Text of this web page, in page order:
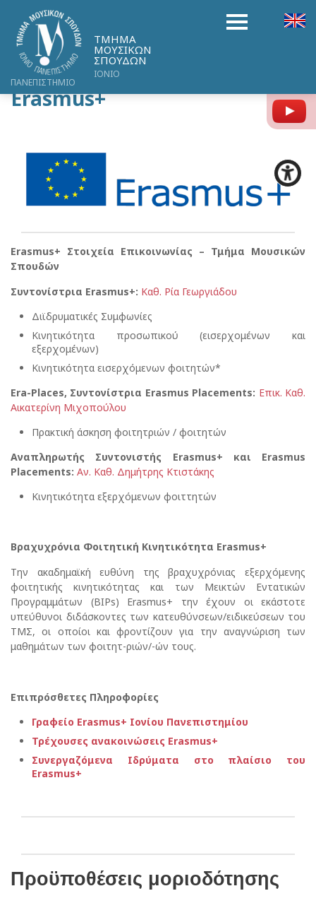
ΤΜΗΜΑ
ΜΟΥΣΙΚΩΝ
ΣΠΟΥΔΩΝ
ΙΟΝΙΟ
ΠΑΝΕΠΙΣΤΗΜΙΟ
Erasmus+
Erasmus+ Στοιχεία Επικοινωνίας – Τμήμα Μουσικών
Σπουδών
Συντονίστρια Erasmus+: Kαθ. Ρία Γεωργιάδου
Διϊδρυματικές Συμφωνίες
Κινητικότητα προσωπικού (εισερχομένων και
εξερχομένων)
Κινητικότητα εισερχόμενων φοιτητών*
Era-Places, Συντονίστρια Erasmus Placements: Επικ. Καθ.
Αικατερίνη Μιχοπούλου
Πρακτική άσκηση φοιτητριών / φοιτητών
Αναπληρωτής Συντονιστής Erasmus+ και Erasmus
Placements: Αν. Καθ. Δημήτρης Κτιστάκης
Κινητικότητα εξερχόμενων φοιττητών
Βραχυχρόνια Φοιτητική Κινητικότητα Erasmus+
Την ακαδημαϊκή ευθύνη της βραχυχρόνιας εξερχόμενης
φοιτητικής κινητικότητας και των Μεικτών Εντατικών
Προγραμμάτων (BIPs) Erasmus+ την έχουν οι εκάστοτε
υπεύθυνοι διδάσκοντες των κατευθύνσεων/ειδικεύσεων του
ΤΜΣ, οι οποίοι και φροντίζουν για την αναγνώριση των
μαθημάτων των φοιτητ-ριών/-ών τους.
Επιπρόσθετες Πληροφορίες
Γραφείο Erasmus+ Ιονίου Πανεπιστημίου
Τρέχουσες ανακοινώσεις Εrasmus+
Συνεργαζόμενα Ιδρύματα στο πλαίσιο του
Erasmus+
Προϋποθέσεις μοριοδότησης